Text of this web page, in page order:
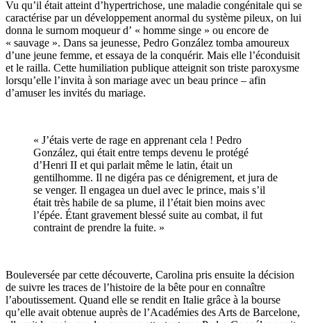
Vu qu’il était atteint d’hypertrichose, une maladie congénitale qui se
caractérise par un développement anormal du système pileux, on lui
donna le surnom moqueur d’ « homme singe » ou encore de
« sauvage ». Dans sa jeunesse, Pedro González tomba amoureux
d’une jeune femme, et essaya de la conquérir. Mais elle l’éconduisit
et le railla. Cette humiliation publique atteignit son triste paroxysme
lorsqu’elle l’invita à son mariage avec un beau prince – afin
d’amuser les invités du mariage.
« J’étais verte de rage en apprenant cela ! Pedro
González, qui était entre temps devenu le protégé
d’Henri II et qui parlait même le latin, était un
gentilhomme. Il ne digéra pas ce dénigrement, et jura de
se venger. Il engagea un duel avec le prince, mais s’il
était très habile de sa plume, il l’était bien moins avec
l’épée. Étant gravement blessé suite au combat, il fut
contraint de prendre la fuite. »
Bouleversée par cette découverte, Carolina pris ensuite la décision
de suivre les traces de l’histoire de la bête pour en connaître
l’aboutissement. Quand elle se rendit en Italie grâce à la bourse
qu’elle avait obtenue auprès de l’Académies des Arts de Barcelone,